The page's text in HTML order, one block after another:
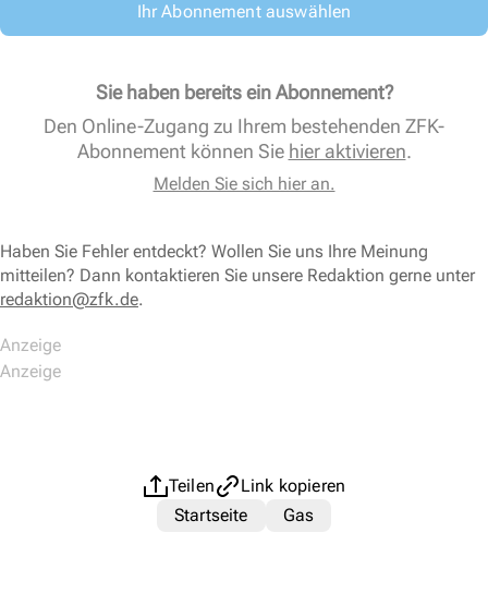
Ihr Abonnement auswählen
Sie haben bereits ein Abonnement?
Den Online-Zugang zu Ihrem bestehenden ZFK-
Abonnement können Sie hier aktivieren.
Melden Sie sich hier an.
Haben Sie Fehler entdeckt? Wollen Sie uns Ihre Meinung
mitteilen? Dann kontaktieren Sie unsere Redaktion gerne unter
redaktion@zfk.de.
Teilen
Link kopieren
Startseite
Gas